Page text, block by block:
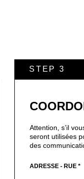
STEP 3
Attention, s’il
seront utilisées
des
ADRESSE - RUE *